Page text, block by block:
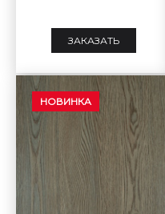
ЗАКАЗАТЬ
НОВИНКА